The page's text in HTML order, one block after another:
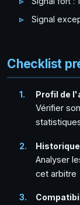
Signal
Checklist
Profil de
Vérifier
Analyser
cet arbitre